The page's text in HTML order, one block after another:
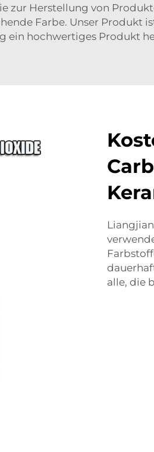
Herstellung von
Farbe. Unser Produkt
ein hochwertiges Produkt
alle, die